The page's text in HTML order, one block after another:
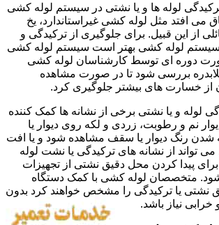
لوله ها و یا نشتی در سیستم لوله کشی
می افتد مثل لوله کشی غیراستاندارد، یخ
از این قبیل. برای جلوگیری از ترکیدگی و
لوله کشی بهتر است سیستم لوله کشی
دوره ای توسط کارشناسان لوله کشی
بررسی شود تا در صورت مشاهده
از خسارت های بیشتر جلوگیری کرد.
لوله و یا نشتی برخی از نشانه ها کمک کننده
نم و رطوبت، زردی و لکه روی دیوار یا
رنگ دیوار یا سقف مشاهده شود و یا افت
تواند از نشانه های ترکیدگی یا نشت لوله
پیدا کردن محل دقیق نشتی از تجهیزات
متخصصان لوله کشی با کمک دستگاه
نشتی یا ترکیدگی را مشخص خواهند کرد بدون
خرابی نیاز باشد.